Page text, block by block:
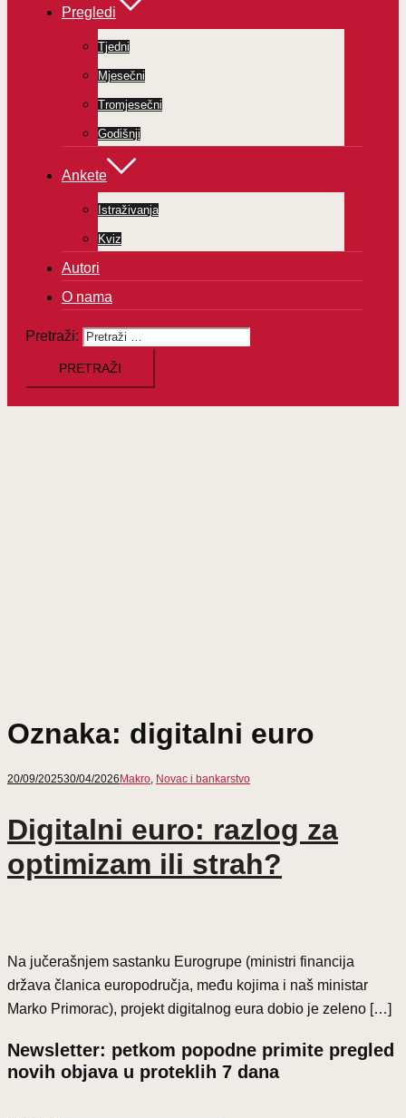
Pregledi
Tjedni
Mjesečni
Tromjesečni
Godišnji
Ankete
Istraživanja
Kviz
Autori
O nama
Pretraži:
Oznaka: digitalni euro
20/09/202530/04/2026 Makro, Novac i bankarstvo
Digitalni euro: razlog za
optimizam ili strah?
Na jučerašnjem sastanku Eurogrupe (ministri financija
država članica europodručja, među kojima i naš ministar
Marko Primorac), projekt digitalnog eura dobio je zeleno […]
Newsletter: petkom popodne primite pregled
novih objava u proteklih 7 dana